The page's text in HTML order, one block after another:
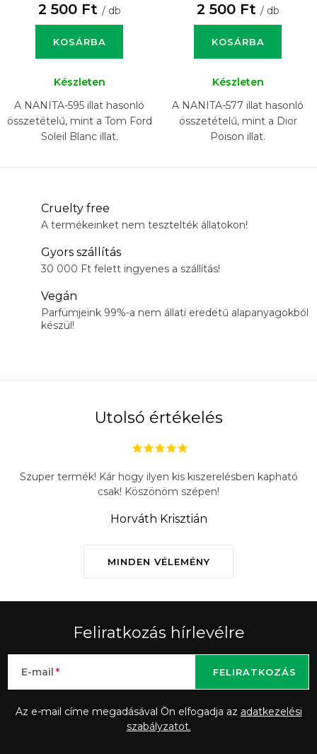
2 500 Ft / db
KOSÁRBA
Készleten
A NANITA-595 illat hasonló
összetételű, mint a Tom Ford
Soleil Blanc illat.
2 500 Ft / db
KOSÁRBA
Készleten
A NANITA-577 illat hasonló
összetételű, mint a Dior
Poison illat.
Cruelty free
A termékeinket nem tesztelték állatokon!
Gyors szállítás
30 000 Ft felett ingyenes a szállítás!
Vegán
Parfümjeink 99%-a nem állati eredetű alapanyagokból
készül!
Utolsó értékelés
MINDEN VÉLEMÉNY
Szuper termék! Kár hogy ilyen kis kiszerelésben kapható
csak! Köszönöm szépen!
Horváth Krisztián
Feliratkozás hírlevélre
E-mail
Az e-mail címe megadásával Ön elfogadja az adatkezelési
szabályzatot.
FELIRATKOZÁS